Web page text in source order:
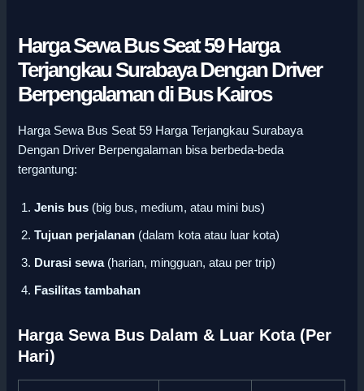
Harga Sewa Bus Seat 59 Harga
Terjangkau Surabaya Dengan Driver
Berpengalaman di Bus Kairos
Harga Sewa Bus Seat 59 Harga Terjangkau Surabaya
Dengan Driver Berpengalaman bisa berbeda-beda
tergantung:
Jenis bus (big bus, medium, atau mini bus)
Tujuan perjalanan (dalam kota atau luar kota)
Durasi sewa(harian, mingguan, atau per trip)
Fasilitas tambahan
Harga Sewa Bus Dalam & Luar Kota (Per
Hari)